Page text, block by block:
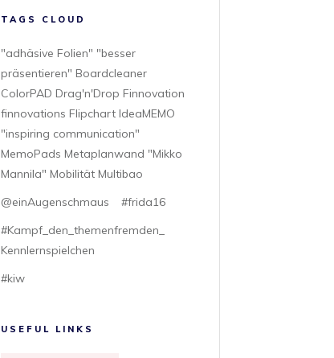
TAGS CLOUD
"adhäsive Folien" "besser
präsentieren" Boardcleaner
ColorPAD Drag'n'Drop Finnovation
finnovations Flipchart IdeaMEMO
"inspiring communication"
MemoPads Metaplanwand "Mikko
Mannila" Mobilität Multibao
@einAugenschmaus
#frida16
#Kampf_den_themenfremden_
Kennlernspielchen
#kiw
USEFUL LINKS